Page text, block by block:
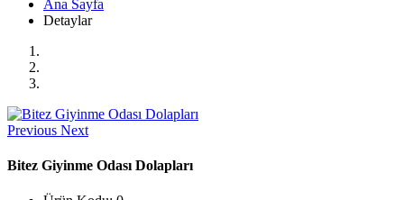
Ana Sayfa
Detaylar
Previous Next
Bitez Giyinme Odası Dolapları